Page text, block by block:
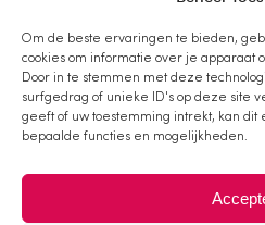
Om de beste ervaringen te bieden,
cookies om informatie over je apparaat
Door in te stemmen met deze
surfgedrag of unieke ID's op deze site
geeft of uw toestemming intrekt, kan
bepaalde functies en mogelijkheden.
Ontwerp Jeanne design